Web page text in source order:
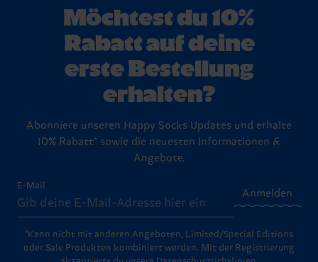
Möchtest du 10%
Rabatt auf deine
erste Bestellung
erhalten?
Abonniere unseren Happy Socks Updates und erhalte
10% Rabatt* sowie die neuesten Informationen &
Angebote.
E-Mail
Anmelden
*Kann nicht mit anderen Angeboten, Limited/Special Editions
oder Sale Produkten kombiniert werden. Mit der Registrierung